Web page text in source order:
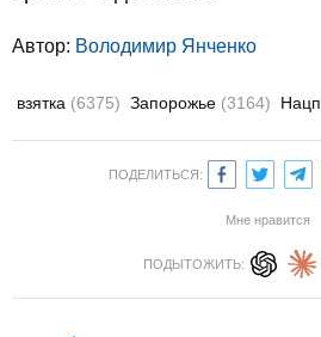
Автор: Володимир Янченко
взятка (6375) Запорожье (3164)
ПОДЕЛИТЬСЯ:
Мне нравится
ПОДЫТОЖИТЬ: